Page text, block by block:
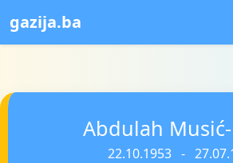
gazija.ba
Abdulah
22.10.1953 -